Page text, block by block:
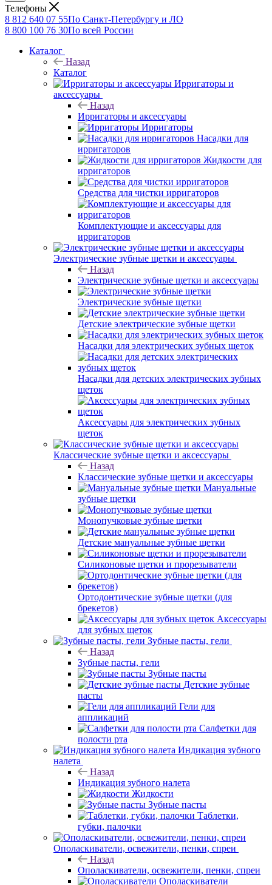
Телефоны
8 812 640 07 55По Санкт-Петербургу и ЛО
8 800 100 76 30По всей России
Каталог
Назад
Каталог
Ирригаторы и
аксессуары
Назад
Ирригаторы и аксессуары
Ирригаторы
Насадки для
ирригаторов
Жидкости для
ирригаторов
Средства для чистки ирригаторов
Комплектующие и аксессуары для
ирригаторов
Электрические зубные щетки и аксессуары
Назад
Электрические зубные щетки и аксессуары
Электрические зубные щетки
Детские электрические зубные щетки
Насадки для электрических зубных щеток
Насадки для детских электрических зубных
щеток
Аксессуары для электрических зубных
щеток
Классические зубные щетки и аксессуары
Назад
Классические зубные щетки и аксессуары
Мануальные
зубные щетки
Монопучковые зубные щетки
Детские мануальные зубные щетки
Силиконовые щетки и прорезыватели
Ортодонтические зубные щетки (для
брекетов)
Аксессуары
для зубных щеток
Зубные пасты, гели
Назад
Зубные пасты, гели
Зубные пасты
Детские зубные
пасты
Гели для
аппликаций
Салфетки для
полости рта
Индикация зубного
налета
Назад
Индикация зубного налета
Жидкости
Зубные пасты
Таблетки,
губки, палочки
Ополаскиватели, освежители, пенки, спреи
Назад
Ополаскиватели, освежители, пенки, спреи
Ополаскиватели